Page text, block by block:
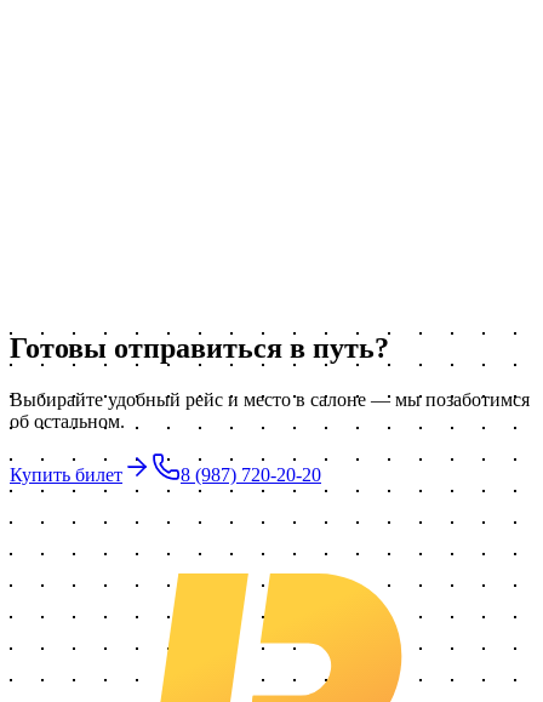
Готовы отправиться в путь?
Выбирайте удобный рейс и место в салоне — мы позаботимся
об остальном.
Купить билет 8 (987) 720-20-20